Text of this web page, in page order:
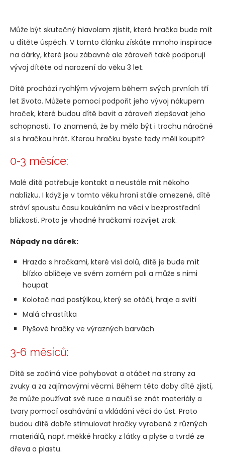
Může být skutečný hlavolam zjistit, která hračka bude mít
u dítěte úspěch. V tomto článku získáte mnoho inspirace
na dárky, které jsou zábavné ale zároveň také podporují
vývoj dítěte od narození do věku 3 let.
Dítě prochází rychlým vývojem během svých prvních tří
let života. Můžete pomoci podpořit jeho vývoj nákupem
hraček, které budou dítě bavit a zároveň zlepšovat jeho
schopnosti. To znamená, že by mělo být i trochu náročné
si s hračkou hrát. Kterou hračku byste tedy měli koupit?
0-3 měsíce:
Malé dítě potřebuje kontakt a neustále mít někoho
nablízku. I když je v tomto věku hraní stále omezené, dítě
stráví spoustu času koukáním na věci v bezprostřední
blízkosti. Proto je vhodné hračkami rozvíjet zrak.
Nápady na dárek:
Hrazda s hračkami, které visí dolů, dítě je bude mít
blízko obličeje ve svém zorném poli a může s nimi
houpat
Kolotoč nad postýlkou, který se otáčí, hraje a svítí
Malá chrastítka
Plyšové hračky ve výrazných barvách
3-6 měsíců:
Dítě se začíná více pohybovat a otáčet na strany za
zvuky a za zajímavými věcmi. Během této doby dítě zjistí,
že může používat své ruce a naučí se znát materiály a
tvary pomocí osahávání a vkládání věcí do úst. Proto
budou dítě dobře stimulovat hračky vyrobené z různých
materiálů, např. měkké hračky z látky a plyše a tvrdé ze
dřeva a plastu.